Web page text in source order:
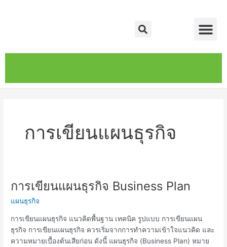
Search
การเขียนแผนธุรกิจ
การเขียนแผนธุรกิจ Business Plan
แผนธุรกิจ
การเขียนแผนธุรกิจ แนวคิดพื้นฐาน เทคนิค รูปแบบ การเขียนแผน
ธุรกิจ การเขียนแผนธุรกิจ ควรเริ่มจากการทำความเข้าใจแนวคิด และ
ความหมายเบื้องต้นเสียก่อน ดังนี้ แผนธุรกิจ (Business Plan) หมาย
การ
แผน
ธุรกิจ
Business
Plan